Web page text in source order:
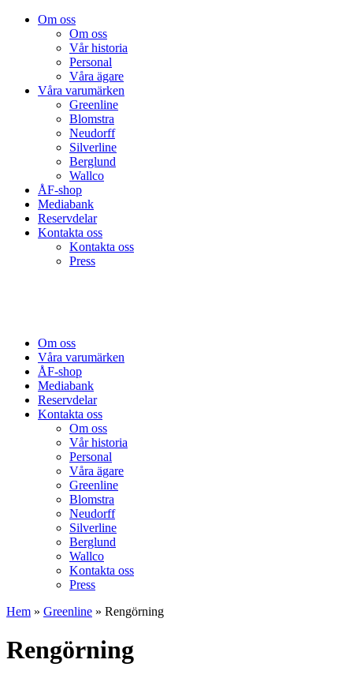
Om oss
Om oss
Vår historia
Personal
Våra ägare
Våra varumärken
Greenline
Blomstra
Neudorff
Silverline
Berglund
Wallco
ÅF-shop
Mediabank
Reservdelar
Kontakta oss
Kontakta oss
Press
Om oss
Våra varumärken
ÅF-shop
Mediabank
Reservdelar
Kontakta oss
Om oss
Vår historia
Personal
Våra ägare
Greenline
Blomstra
Neudorff
Silverline
Berglund
Wallco
Kontakta oss
Press
Hem » Greenline » Rengörning
Rengörning